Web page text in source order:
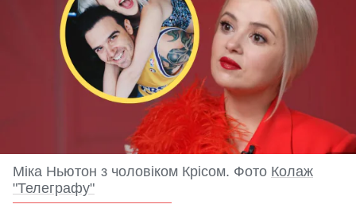
Міка Ньютон з чоловіком Крісом. Фото Колаж
"Телеграфу"